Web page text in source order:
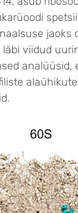
jaoks
viidud
analüüsid,